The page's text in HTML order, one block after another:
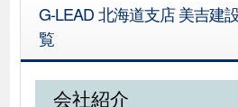
G-LEAD 北海道支店 美吉建
覧
会社紹介